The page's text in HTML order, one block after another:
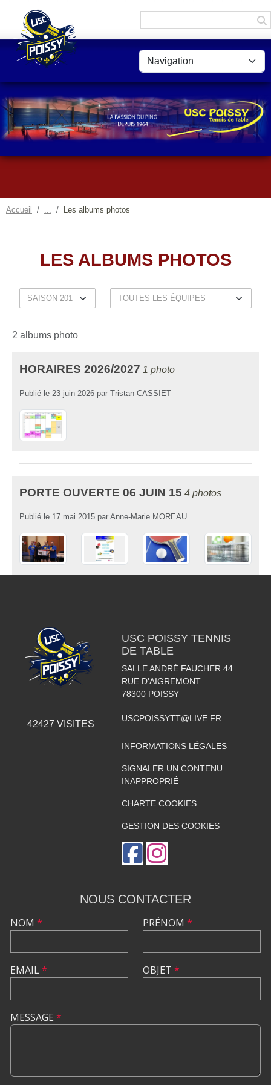
Accueil Les albums photos
LES ALBUMS PHOTOS
2 albums photo
HORAIRES 2026/2027 1 photo
Publié le 23 juin 2026 par Tristan-CASSIET
PORTE OUVERTE 06 JUIN 15 4 photos
Publié le 17 mai 2015 par Anne-Marie MOREAU
42427 VISITES
USC POISSY TENNIS
DE TABLE
SALLE ANDRÉ FAUCHER 44
RUE D'AIGREMONT
78300 POISSY
USCPOISSYTT@LIVE.FR
INFORMATIONS LÉGALES
SIGNALER UN CONTENU
INAPPROPRIÉ
CHARTE COOKIES
GESTION DES COOKIES
NOUS CONTACTER
NOM *
EMAIL*
PRÉNOM *
OBJET *
MESSAGE *